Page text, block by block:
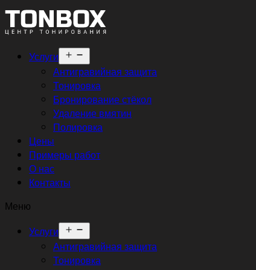
Услуги
меню
Антигравийная защита
Тонировка
Бронирование стёкол
Удаление вмятин
Полировка
Цены
Примеры работ
О нас
Контакты
Меню
Услуги
меню
Антигравийная защита
Тонировка